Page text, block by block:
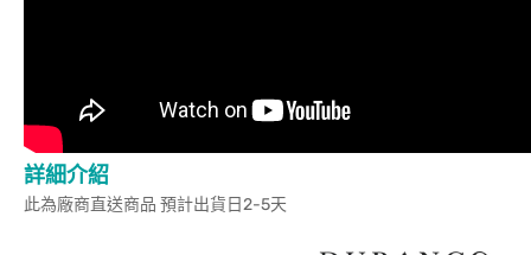
詳細介紹
此為廠商直送商品 預計出貨日2-5天